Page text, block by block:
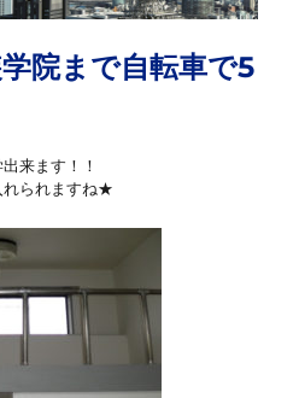
院まで自転車で5
来ます！！
れられますね★